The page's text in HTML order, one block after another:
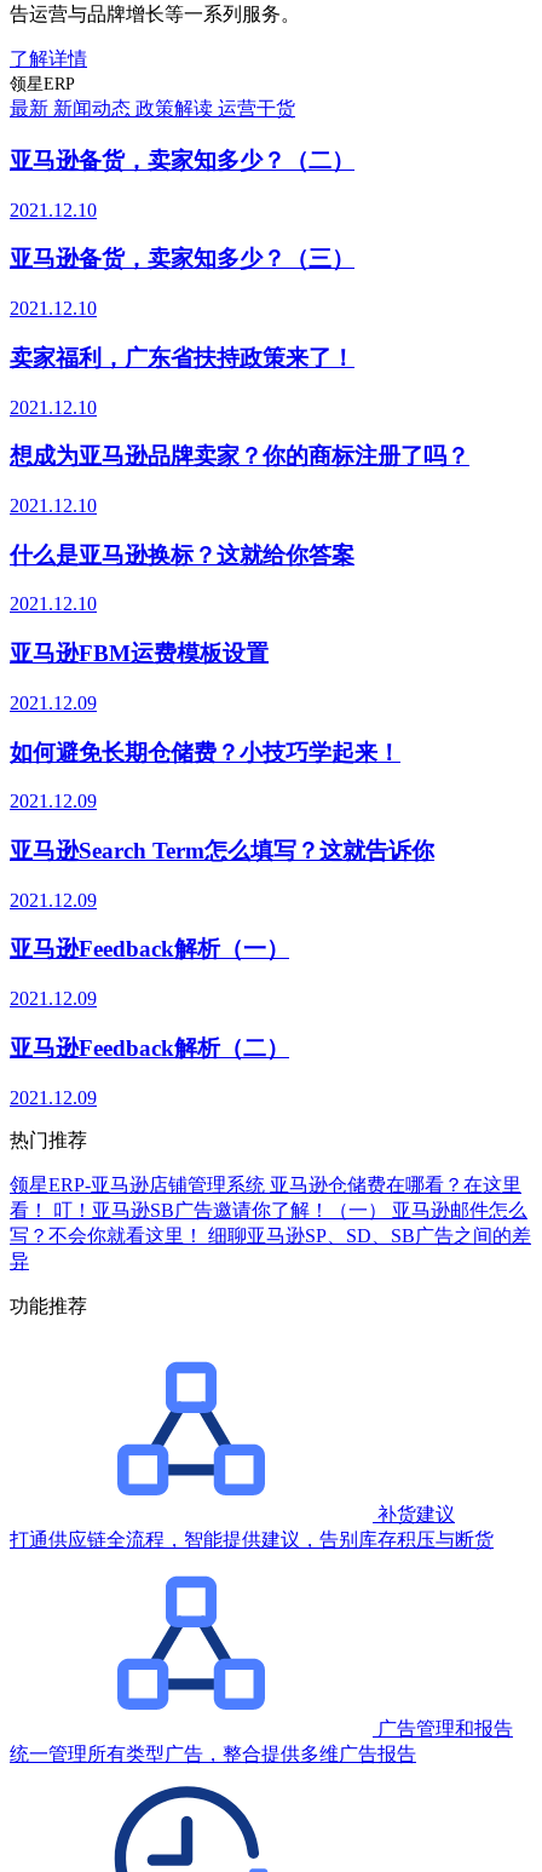
告运营与品牌增长等一系列服务。
了解详情
领星ERP
最新 新闻动态 政策解读 运营干货
亚马逊备货，卖家知多少？（二）
2021.12.10
亚马逊备货，卖家知多少？（三）
2021.12.10
卖家福利，广东省扶持政策来了！
2021.12.10
想成为亚马逊品牌卖家？你的商标注册了吗？
2021.12.10
什么是亚马逊换标？这就给你答案
2021.12.10
亚马逊FBM运费模板设置
2021.12.09
如何避免长期仓储费？小技巧学起来！
2021.12.09
亚马逊Search Term怎么填写？这就告诉你
2021.12.09
亚马逊Feedback解析（一）
2021.12.09
亚马逊Feedback解析（二）
2021.12.09
热门推荐
领星ERP-亚马逊店铺管理系统 亚马逊仓储费在哪看？在这里
看！
叮！亚马逊SB广告邀请你了解！（一）
亚马逊邮件怎么
写？不会你就看这里！
细聊亚马逊SP、SD、SB广告之间的差
异
功能推荐
补货建议
打通供应链全流程，智能提供建议，告别库存积压与断货
广告管理和报告
统一管理所有类型广告，整合提供多维广告报告